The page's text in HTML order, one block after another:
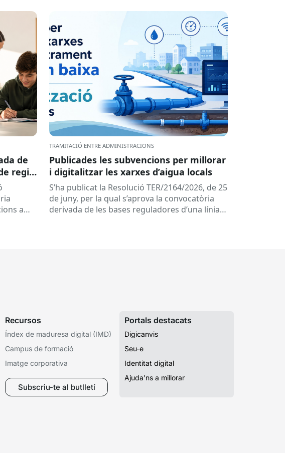
de
regir
de
a
TRAMITACIÓ ENTRE ADMINISTRACIONS
Publicades les subvencions per millorar
i digitalitzar les xarxes d’aigua locals
S’ha publicat la Resolució TER/2164/2026, de 25
de juny, per la qual s’aprova la convocatòria
derivada de les bases reguladores d’una línia
Recursos
Índex de maduresa digital (IMD)
Campus de formació
Imatge corporativa
Subscriu-te al butlletí
Portals destacats
Digicanvis
Seu-e
Identitat digital
Ajuda’ns a millorar